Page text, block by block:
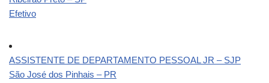
Efetivo
ASSISTENTE DE DEPARTAMENTO PESSOAL JR – SJP
São José dos Pinhais – PR